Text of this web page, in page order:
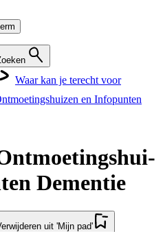
Waar kan je terecht voor
en Infopunten
Dementie
uit 'Mijn pad'